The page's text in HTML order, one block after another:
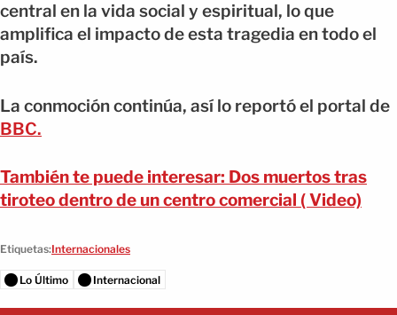
central en la vida social y espiritual, lo que
amplifica el impacto de esta tragedia en todo el
país.
La conmoción continúa, así lo reportó el portal de
BBC.
También te puede interesar: Dos muertos tras
tiroteo dentro de un centro comercial ( Video)
Etiquetas:Internacionales
Lo Último Internacional